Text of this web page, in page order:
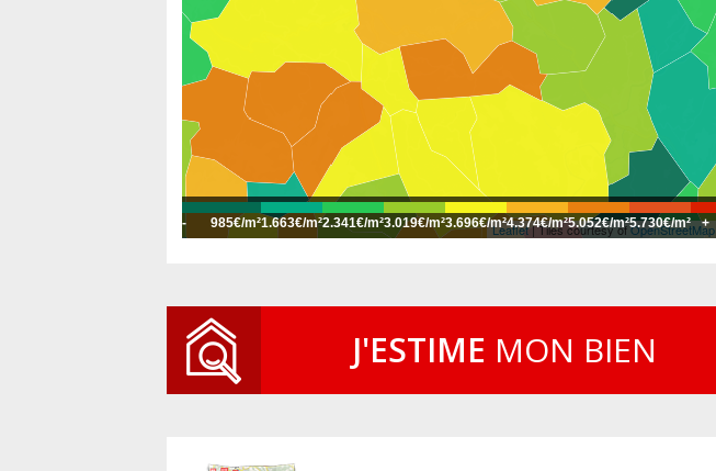
Leaflet| Tiles courtesy ofOpenStreetMap
- 985€/m²1.663€/m²2.341€/m²3.019€/m²3.696€/m²4.374€/m²5.052€/m²5.730€/m² +
J'ESTIME MON BIEN